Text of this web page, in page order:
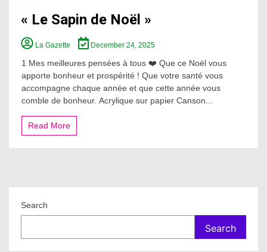
« Le Sapin de Noël »
La Gazette December 24, 2025
1 Mes meilleures pensées à tous ❤️ Que ce Noël vous
apporte bonheur et prospérité ! Que votre santé vous
accompagne chaque année et que cette année vous
comble de bonheur. Acrylique sur papier Canson...
Read More
Search
Search